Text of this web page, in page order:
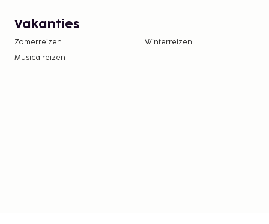
Vakanties
Zomerreizen Winterreizen
Musicalreizen